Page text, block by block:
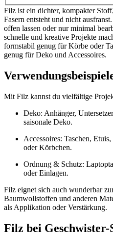
Filz ist ein dichter, kompakter
Fasern entsteht und nicht
offen lassen oder nur minimal
schnelle und kreative Projekte
formstabil genug für Körbe oder
genug für Deko und Accessoires.
Mit Filz kannst du vielfältige
Deko: Anhänger,
saisonale Deko.
Accessoires: Taschen,
oder Körbchen.
Ordnung & Schutz:
oder Einlagen.
Filz eignet sich auch wunderbar
Baumwollstoffen und anderen
als Applikation oder Verstärkung.
Filz bei Geschwister-